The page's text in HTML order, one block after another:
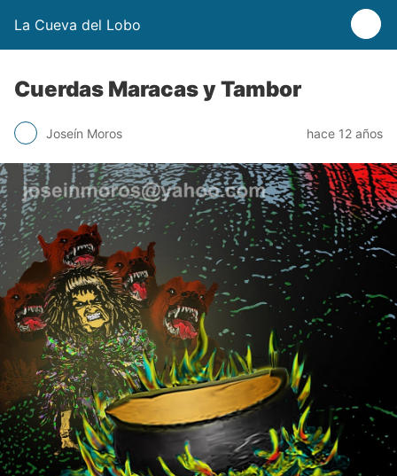
La Cueva del Lobo
Cuerdas Maracas y Tambor
Joseín Moros hace 12 años